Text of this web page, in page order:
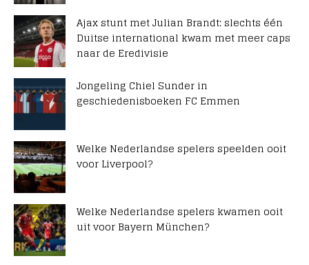
Ajax stunt met Julian Brandt: slechts één
Duitse international kwam met meer caps
naar de Eredivisie
Jongeling Chiel Sunder in
geschiedenisboeken FC Emmen
Welke Nederlandse spelers speelden ooit
voor Liverpool?
Welke Nederlandse spelers kwamen ooit
uit voor Bayern München?